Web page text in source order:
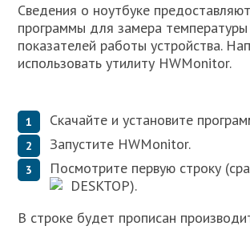
Сведения о ноутбуке
программы для замера температуры
показателей работы устройства.
использовать утилиту HWMonitor.
Скачайте и установите
Запустите HWMonitor.
Посмотрите первую строку
DESKTOP).
В строке будет прописан